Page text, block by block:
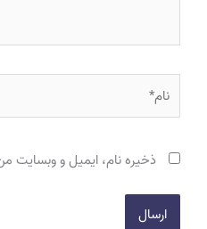
ذخیره نام، ایمیل و وبسایت